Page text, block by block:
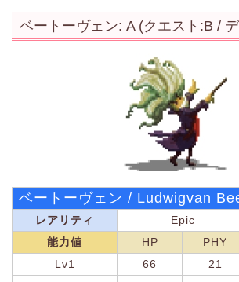
ベートーヴェン: A (クエスト:B /
ベートーヴェン / Ludwigvan
レアリティ Epic
能力値
HP PHY
Lv1
66 21